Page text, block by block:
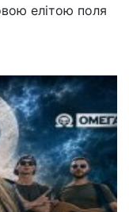
елітою поля